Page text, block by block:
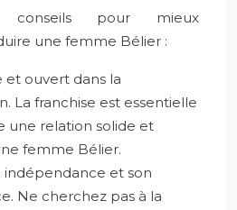
conseils pour mieux
une femme Bélier :
et ouvert dans la
La franchise est essentielle
une relation solide et
femme Bélier.
indépendance et son
Ne cherchez pas à la